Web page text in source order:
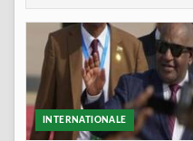
INTERNATIONALE